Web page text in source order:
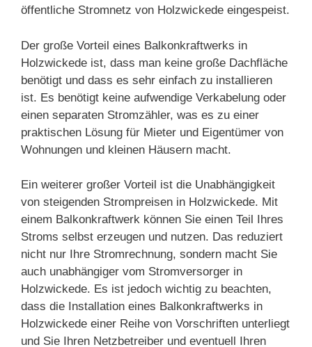
öffentliche Stromnetz von Holzwickede eingespeist.
Der große Vorteil eines Balkonkraftwerks in
Holzwickede ist, dass man keine große Dachfläche
benötigt und dass es sehr einfach zu installieren
ist. Es benötigt keine aufwendige Verkabelung oder
einen separaten Stromzähler, was es zu einer
praktischen Lösung für Mieter und Eigentümer von
Wohnungen und kleinen Häusern macht.
Ein weiterer großer Vorteil ist die Unabhängigkeit
von steigenden Strompreisen in Holzwickede. Mit
einem Balkonkraftwerk können Sie einen Teil Ihres
Stroms selbst erzeugen und nutzen. Das reduziert
nicht nur Ihre Stromrechnung, sondern macht Sie
auch unabhängiger vom Stromversorger in
Holzwickede. Es ist jedoch wichtig zu beachten,
dass die Installation eines Balkonkraftwerks in
Holzwickede einer Reihe von Vorschriften unterliegt
und Sie Ihren Netzbetreiber und eventuell Ihren